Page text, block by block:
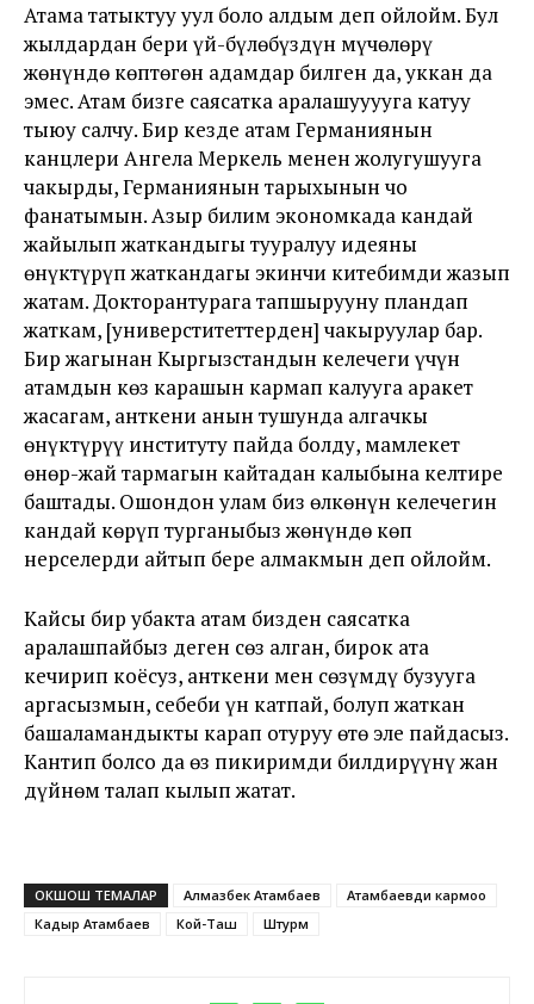
Атама татыктуу уул боло алдым деп ойлойм. Бул
жылдардан бери үй-бүлөбүздүн мүчөлөрү
жөнүндө көптөгөн адамдар билген да, уккан да
эмес. Атам бизге саясатка аралашууууга катуу
тыюу салчу. Бир кезде атам Германиянын
канцлери Ангела Меркель менен жолугушууга
чакырды, Германиянын тарыхынын чоң
фанатымын. Азыр билим экономкада кандай
жайылып жаткандыгы тууралуу идеяны
өнүктүрүп жаткандагы экинчи китебимди жазып
жатам. Докторантурага тапшырууну пландап
жаткам, [универститеттерден] чакыруулар бар.
Бир жагынан Кыргызстандын келечеги үчүн
атамдын көз карашын кармап калууга аракет
жасагам, анткени анын тушунда алгачкы
өнүктүрүү институту пайда болду, мамлекет
өнөр-жай тармагын кайтадан калыбына келтире
баштады. Ошондон улам биз өлкөнүн келечегин
кандай көрүп турганыбыз жөнүндө көп
нерселерди айтып бере алмакмын деп ойлойм.
Кайсы бир убакта атам бизден саясатка
аралашпайбыз деген сөз алган, бирок ата
кечирип коёсуз, анткени мен сөзүмдү бузууга
аргасызмын, себеби үн катпай, болуп жаткан
башаламандыкты карап отуруу өтө эле пайдасыз.
Кантип болсо да өз пикиримди билдирүүнү жан
дүйнөм талап кылып жатат.
ОКШОШ ТЕМАЛАР Алмазбек Атамбаев
Атамбаевди кармоо
Кадыр Атамбаев
Кой-Таш Штурм